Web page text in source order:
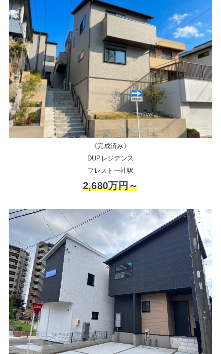
《完成済み》
DUPレジデンス
フレスト一社駅
2,680万円～